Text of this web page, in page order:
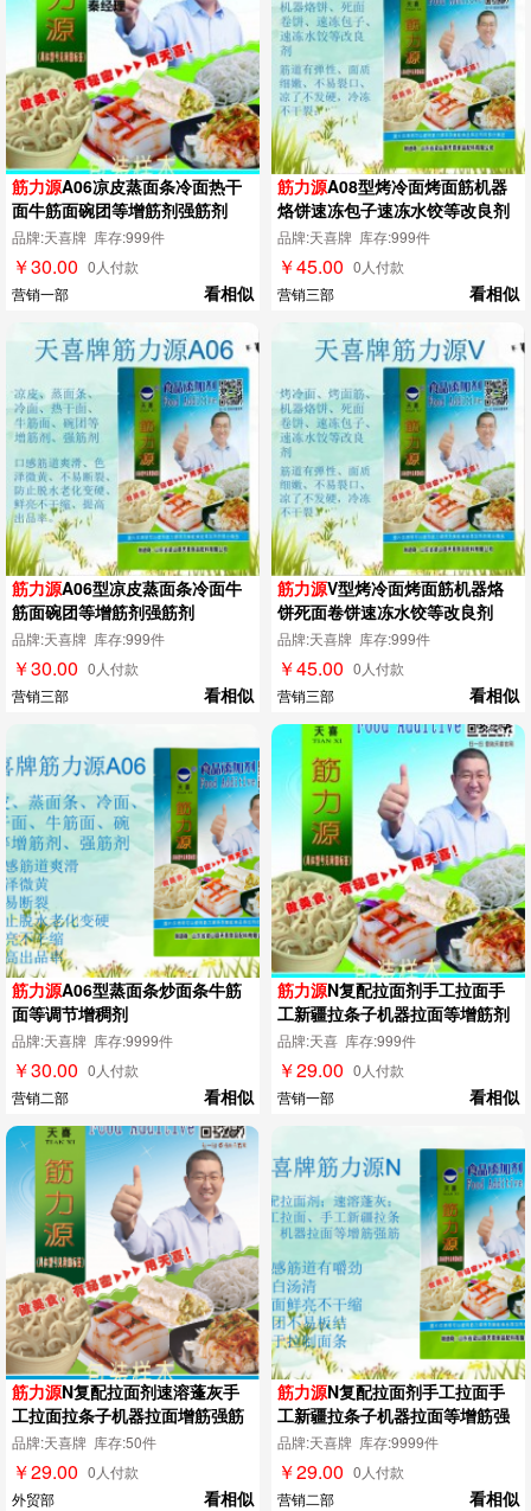
筋力源A06凉皮蒸面条冷面热干
面牛筋面碗团等增筋剂强筋剂
品牌:天喜牌 库存:999件
￥30.00 0人付款
营销一部
看相似
筋力源A08型烤冷面烤面筋机器
烙饼速冻包子速冻水饺等改良剂
品牌:天喜牌 库存:999件
￥45.00 0人付款
营销三部
看相似
筋力源A06型凉皮蒸面条冷面牛
筋面碗团等增筋剂强筋剂
品牌:天喜牌 库存:999件
￥30.00 0人付款
营销三部
看相似
筋力源V型烤冷面烤面筋机器烙
饼死面卷饼速冻水饺等改良剂
品牌:天喜牌 库存:999件
￥45.00 0人付款
营销三部
看相似
筋力源A06型蒸面条炒面条牛筋
面等调节增稠剂
品牌:天喜牌 库存:9999件
￥30.00 0人付款
营销二部
看相似
筋力源N复配拉面剂手工拉面手
工新疆拉条子机器拉面等增筋剂
品牌:天喜 库存:999件
￥29.00 0人付款
营销一部
看相似
筋力源N复配拉面剂速溶蓬灰手
工拉面拉条子机器拉面增筋强筋
剂
品牌:天喜牌 库存:50件
￥29.00 0人付款
外贸部
看相似
筋力源N复配拉面剂手工拉面手
工新疆拉条子机器拉面等增筋强
筋剂
品牌:天喜牌 库存:9999件
￥29.00 0人付款
营销二部
看相似